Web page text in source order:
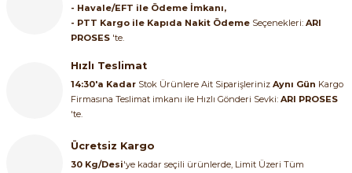
- Havale/EFT ile Ödeme İmkanı,
- PTT Kargo ile Kapıda Nakit Ödeme Seçenekleri: ARI
PROSES 'te.
Hızlı Teslimat
14:30'a Kadar Stok Ürünlere Ait Siparişleriniz Aynı Gün Kargo
Firmasına Teslimat imkanı ile Hızlı Gönderi Sevki: ARI PROSES
'te.
Ücretsiz Kargo
30 Kg/Desi'ye kadar seçili ürünlerde, Limit Üzeri Tüm